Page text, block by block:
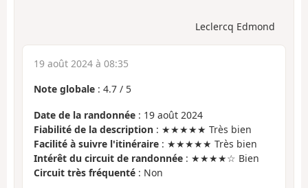
Leclercq Edmond
19 août 2024 à 08:35
Note globale : 4.7 / 5
Date de la randonnée : 19 août 2024
Fiabilité de la description : ★★★★★ Très bien
Facilité à suivre l'itinéraire : ★★★★★ Très bien
Intérêt du circuit de randonnée : ★★★★☆ Bien
Circuit très fréquenté : Non